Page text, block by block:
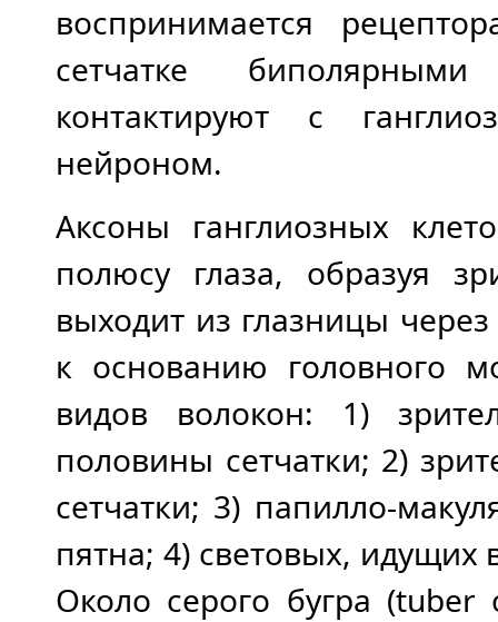
воспринимается
сетчатке
контактируют с
нейроном.
Аксоны ганглиозных
полюсу глаза, образуя
выходит из глазницы
к основанию головного
видов волокон: 1)
половины сетчатки; 2)
сетчатки; 3) папилло-
пятна; 4) световых, идущих
Около серого бугра (tuber